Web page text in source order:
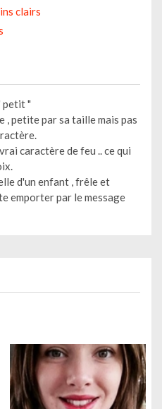
clairs
petit "
, petite par sa taille mais pas
caractère de feu .. ce qui
d'un enfant , frêle et
emporter par le message